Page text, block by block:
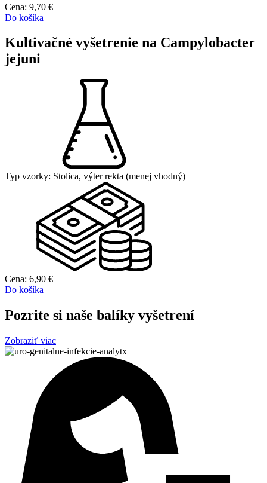
Cena: 9,70 €
Do košíka
Kultivačné vyšetrenie na Campylobacter
jejuni
Typ vzorky: Stolica, výter rekta (menej vhodný)
Cena: 6,90 €
Do košíka
Pozrite si naše balíky vyšetrení
Zobraziť viac